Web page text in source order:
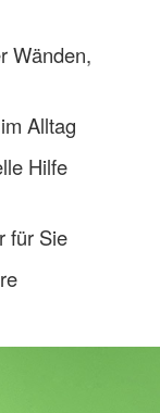
Wänden,
Alltag
Hilfe
für Sie